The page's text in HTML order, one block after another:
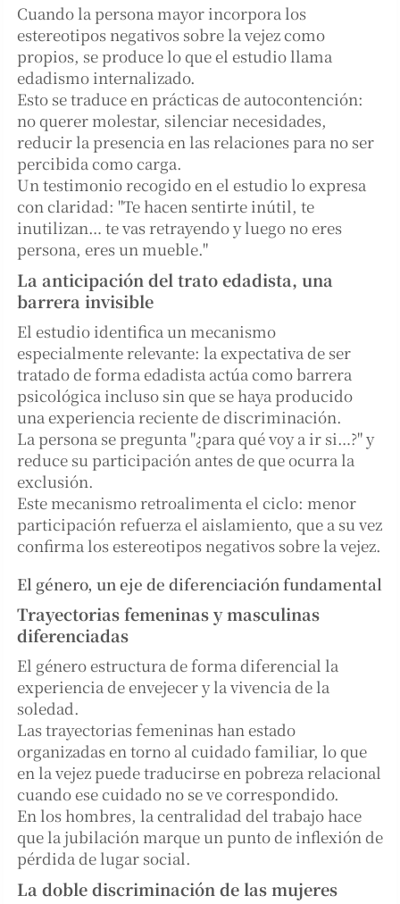
Cuando la persona mayor incorpora los
estereotipos negativos sobre la vejez como
propios, se produce lo que el estudio llama
edadismo internalizado.
Esto se traduce en prácticas de autocontención:
no querer molestar, silenciar necesidades,
reducir la presencia en las relaciones para no ser
percibida como carga.
Un testimonio recogido en el estudio lo expresa
con claridad: "Te hacen sentirte inútil, te
inutilizan… te vas retrayendo y luego no eres
persona, eres un mueble."
La anticipación del trato edadista, una
barrera invisible
El estudio identifica un mecanismo
especialmente relevante: la expectativa de ser
tratado de forma edadista actúa como barrera
psicológica incluso sin que se haya producido
una experiencia reciente de discriminación.
La persona se pregunta "¿para qué voy a ir si…?" y
reduce su participación antes de que ocurra la
exclusión.
Este mecanismo retroalimenta el ciclo: menor
participación refuerza el aislamiento, que a su vez
confirma los estereotipos negativos sobre la vejez.
El género, un eje de diferenciación fundamental
Trayectorias femeninas y masculinas
diferenciadas
El género estructura de forma diferencial la
experiencia de envejecer y la vivencia de la
soledad.
Las trayectorias femeninas han estado
organizadas en torno al cuidado familiar, lo que
en la vejez puede traducirse en pobreza relacional
cuando ese cuidado no se ve correspondido.
En los hombres, la centralidad del trabajo hace
que la jubilación marque un punto de inflexión de
pérdida de lugar social.
La doble discriminación de las mujeres